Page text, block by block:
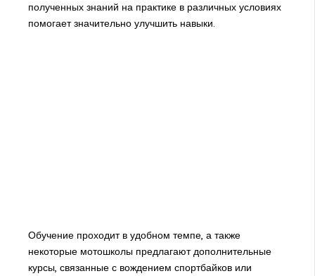
полученных знаний на практике в различных условиях
помогает значительно улучшить навыки.
Обучение проходит в удобном темпе, а также
некоторые мотошколы предлагают дополнительные
курсы, связанные с вождением спортбайков или